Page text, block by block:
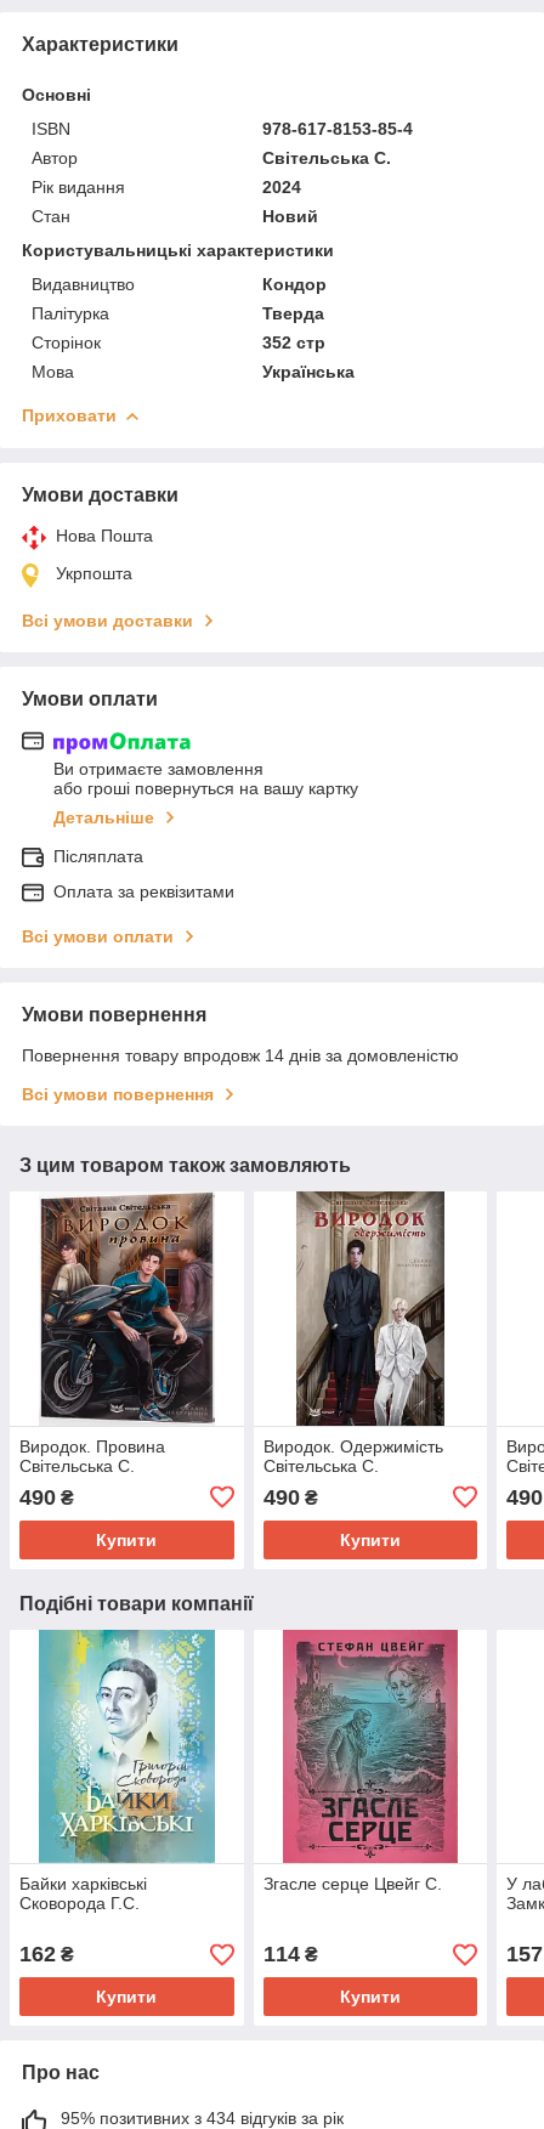
Характеристики
Основні
ISBN
978-617-8153-85-4
Автор
Світельська С.
Рік видання
2024
Стан
Новий
Користувальницькі характеристики
Видавництво
Кондор
Палітурка
Тверда
Сторінок
352 стр
Мова
Українська
Приховати
Умови доставки
Нова Пошта
Укрпошта
Всі умови доставки
Умови оплати
Ви отримаєте замовлення
або гроші повернуться на вашу картку
Детальніше
Післяплата
Оплата за реквізитами
Всі умови оплати
Умови повернення
Повернення товару впродовж 14 днів за домовленістю
Всі умови повернення
З цим товаром також замовляють
Виродок. Провина
Світельська С.
490 ₴
Купити
Виродок. Одержимість
Світельська С.
490₴
Купити
490
Подібні товари компанії
Байки харківські
Сковорода Г.С.
162 ₴
Купити
Згасле серце Цвейг С.
114₴
Купити
У
157
Про нас
95% позитивних з 434 відгуків за рік